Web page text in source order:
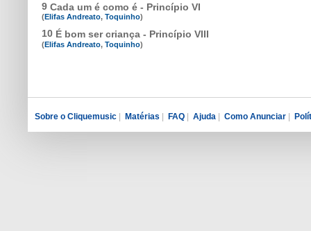
9 Cada um é como é - Princípio VI
(Elifas Andreato, Toquinho)
10 É bom ser criança - Princípio VIII
(Elifas Andreato, Toquinho)
Sobre o Cliquemusic | Matérias | FAQ | Ajuda | Como Anunciar |